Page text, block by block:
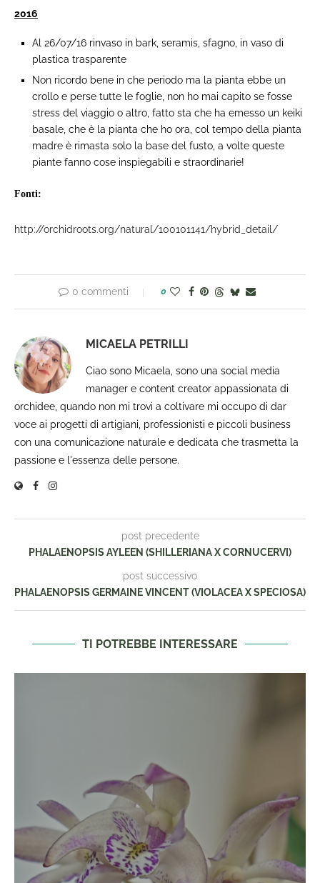
2016
Al 26/07/16 rinvaso in bark, seramis, sfagno, in vaso di
plastica trasparente
Non ricordo bene in che periodo ma la pianta ebbe un
crollo e perse tutte le foglie, non ho mai capito se fosse
stress del viaggio o altro, fatto sta che ha emesso un keiki
basale, che è la pianta che ho ora, col tempo della pianta
madre è rimasta solo la base del fusto, a volte queste
piante fanno cose inspiegabili e straordinarie!
Fonti:
http://orchidroots.org/natural/100101141/hybrid_detail/
0 commenti 0
MICAELA PETRILLI
Ciao sono Micaela, sono una social media
manager e content creator appassionata di
orchidee, quando non mi trovi a coltivare mi occupo di dar
voce ai progetti di artigiani, professionisti e piccoli business
con una comunicazione naturale e dedicata che trasmetta la
passione e l'essenza delle persone.
post precedente
PHALAENOPSIS AYLEEN (SHILLERIANA X CORNUCERVI)
post successivo
PHALAENOPSIS GERMAINE VINCENT (VIOLACEA X SPECIOSA)
TI POTREBBE INTERESSARE